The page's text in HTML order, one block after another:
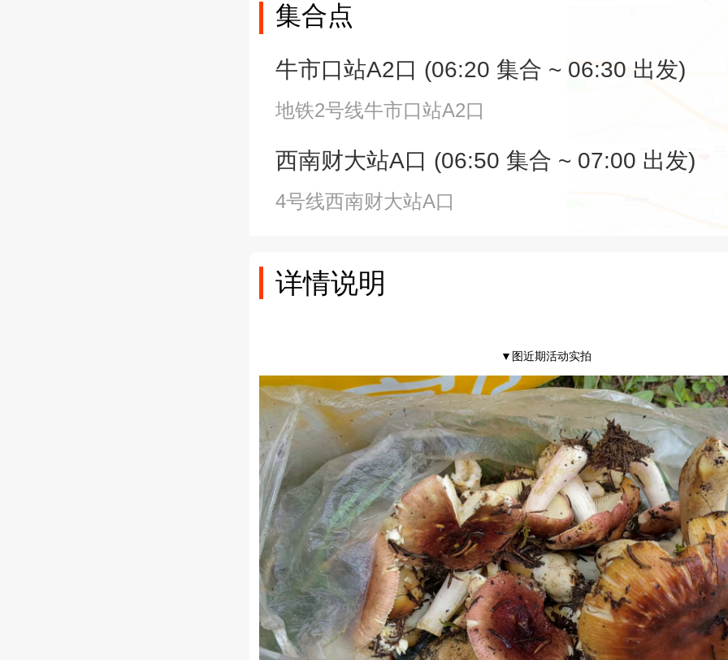
集合点
牛市口站A2口 (06:20 集合 ~ 06:30 出发)
地铁2号线牛市口站A2口
西南财大站A口 (06:50 集合 ~ 07:00 出发)
4号线西南财大站A口
详情说明
▼图近期活动实拍